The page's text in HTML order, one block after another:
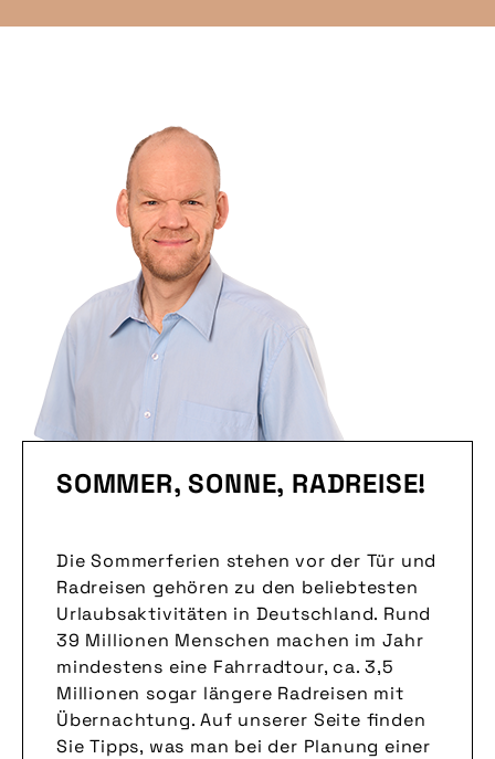
SOMMER, SONNE, RADREISE!
Die Sommerferien stehen vor der Tür und
Radreisen gehören zu den beliebtesten
Urlaubsaktivitäten in Deutschland. Rund
39 Millionen Menschen machen im Jahr
mindestens eine Fahrradtour, ca. 3,5
Millionen sogar längere Radreisen mit
Übernachtung. Auf unserer Seite finden
Sie Tipps, was man bei der Planung einer